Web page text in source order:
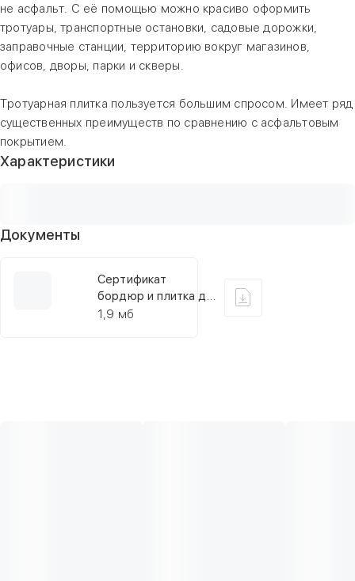
не асфальт. С её помощью можно красиво оформить
тротуары, транспортные остановки, садовые дорожки,
заправочные станции, территорию вокруг магазинов,
офисов, дворы, парки и скверы.
Тротуарная плитка пользуется большим спросом. Имеет ряд
существенных преимуществ по сравнению с асфальтовым
покрытием.
Характеристики
Документы
Сертификат
бордюр и плитка до
24,10,2025
1,9 мб